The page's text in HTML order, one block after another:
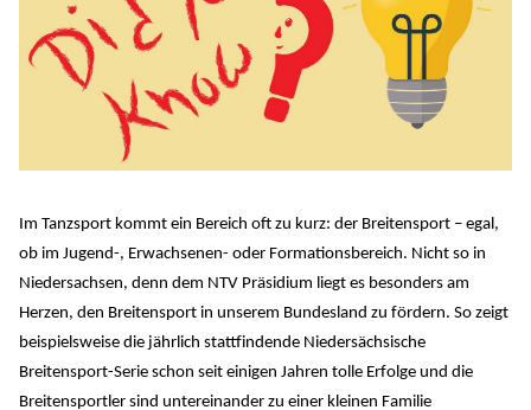
Im Tanzsport kommt ein Bereich oft zu kurz: der Breitensport – egal,
ob im Jugend-, Erwachsenen- oder Formationsbereich. Nicht so in
Niedersachsen, denn dem NTV Präsidium liegt es besonders am
Herzen, den Breitensport in unserem Bundesland zu fördern. So zeigt
beispielsweise die jährlich stattfindende Niedersächsische
Breitensport-Serie schon seit einigen Jahren tolle Erfolge und die
Breitensportler sind untereinander zu einer kleinen Familie